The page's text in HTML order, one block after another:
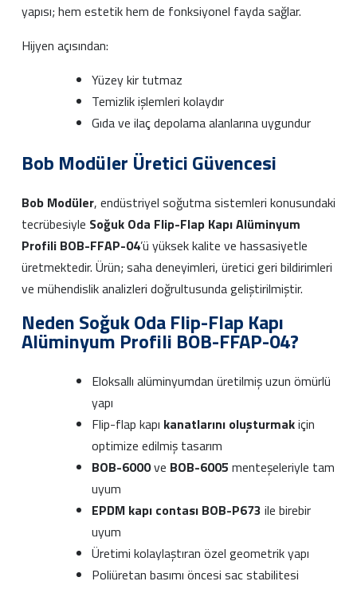
yapısı; hem estetik hem de fonksiyonel fayda sağlar.
Hijyen açısından:
Yüzey kir tutmaz
Temizlik işlemleri kolaydır
Gıda ve ilaç depolama alanlarına uygundur
Bob Modüler Üretici Güvencesi
Bob Modüler, endüstriyel soğutma sistemleri konusundaki
tecrübesiyle Soğuk Oda Flip-Flap Kapı Alüminyum
Profili BOB-FFAP-04’ü yüksek kalite ve hassasiyetle
üretmektedir. Ürün; saha deneyimleri, üretici geri bildirimleri
ve mühendislik analizleri doğrultusunda geliştirilmiştir.
Neden Soğuk Oda Flip-Flap Kapı
Alüminyum Profili BOB-FFAP-04?
Eloksallı alüminyumdan üretilmiş uzun ömürlü
yapı
Flip-flap kapı kanatlarını oluşturmakiçin
optimize edilmiş tasarım
BOB-6000ve BOB-6005 menteşeleriyle tam
uyum
EPDM kapı contası BOB-P673 ile birebir
uyum
Üretimi kolaylaştıran özel geometrik yapı
Poliüretan basımı öncesi sac stabilitesi